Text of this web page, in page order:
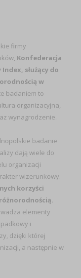
firmy
Konfederacja
służący do
w
badaniem to
organizacyjna,
wynagrodzenie.
badanie
dają wiele do
organizacji
wizerunkowy.
korzyści
elementy
i
dzięki której
a następnie w